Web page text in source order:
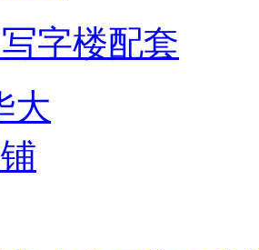
字楼配套